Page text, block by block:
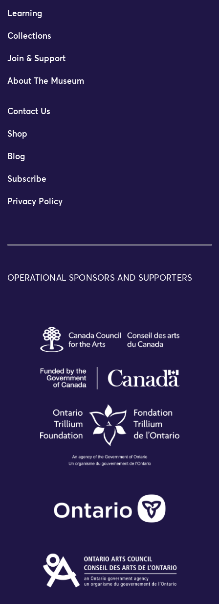
Learning
Collections
Join & Support
About The Museum
Contact Us
Shop
Blog
Subscribe
Privacy Policy
OPERATIONAL SPONSORS AND SUPPORTERS